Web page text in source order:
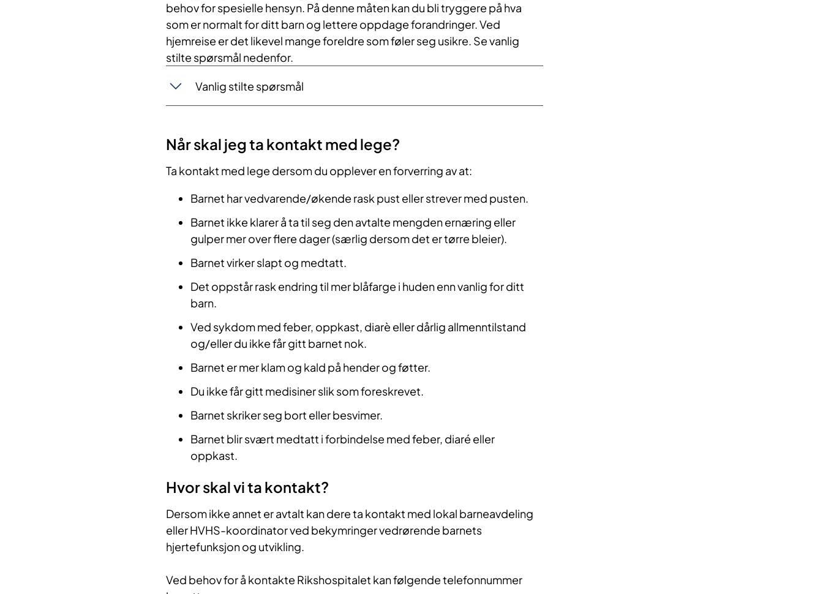
behov for spesielle hensyn. På denne måten kan du bli tryggere på hva
som er normalt for ditt barn og lettere oppdage forandringer. Ved
hjemreise er det likevel mange foreldre som føler seg usikre. Se vanlig
stilte spørsmål nedenfor.
Vanlig stilte spørsmål
Når skal jeg ta kontakt med lege?
Ta kontakt med lege dersom du opplever en forverring av at:
Barnet har vedvarende/økende rask pust eller strever med pusten.
Barnet ikke klarer å ta til seg den avtalte mengden ernæring eller
gulper mer over flere dager (særlig dersom det er tørre bleier).
Barnet virker slapt og medtatt.
Det oppstår rask endring til mer blåfarge i huden enn vanlig for ditt
barn.
Ved sykdom med feber, oppkast, diarè eller dårlig allmenntilstand
og/eller du ikke får gitt barnet nok.
Barnet er mer klam og kald på hender og føtter.
Du ikke får gitt medisiner slik som foreskrevet.
Barnet skriker seg bort eller besvimer.
Barnet blir svært medtatt i forbindelse med feber, diaré eller
oppkast.
Hvor skal vi ta kontakt?
Dersom ikke annet er avtalt kan dere ta kontakt med lokal barneavdeling
eller HVHS-koordinator ved bekymringer vedrørende barnets
hjertefunksjon og utvikling.
Ved behov for å kontakte Rikshospitalet kan følgende telefonnummer